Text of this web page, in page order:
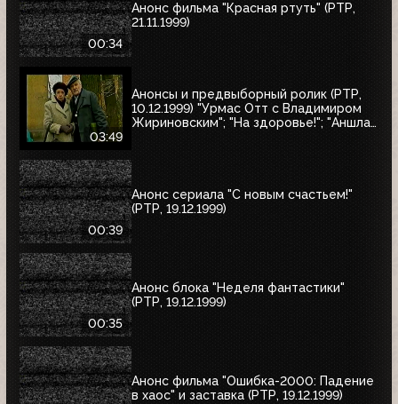
00:34
Анонс фильма "Красная ртуть" (РТР,
21.11.1999)
03:49
Анонсы и предвыборный ролик (РТР,
10.12.1999) "Урмас Отт с Владимиром
Жириновским"; "На здоровье!"; "Аншлаг.
00:39
Анонс сериала "С новым счастьем!"
(РТР, 19.12.1999)
00:35
Анонс блока "Неделя фантастики"
(РТР, 19.12.1999)
Анонс фильма "Ошибка-2000: Падение
в хаос" и заставка (РТР, 19.12.1999)